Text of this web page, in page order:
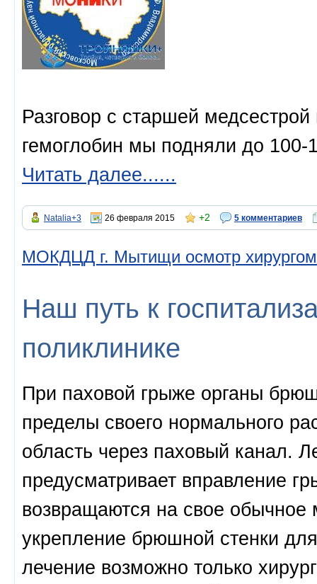
Разговор с старшей
гемоглобин мы подняли до 100-
Читать далее......
Natalia+3 26 февраля 2015 +2 5 комментариев
МОКДЦД г. Мытищи осмотр хирургом
Наш путь к
поликлинике
При паховой грыже органы
пределы своего нормального
область через паховый канал.
предусматривает вправление
возвращаются на свое
укрепление брюшной стенки
лечение возможно только